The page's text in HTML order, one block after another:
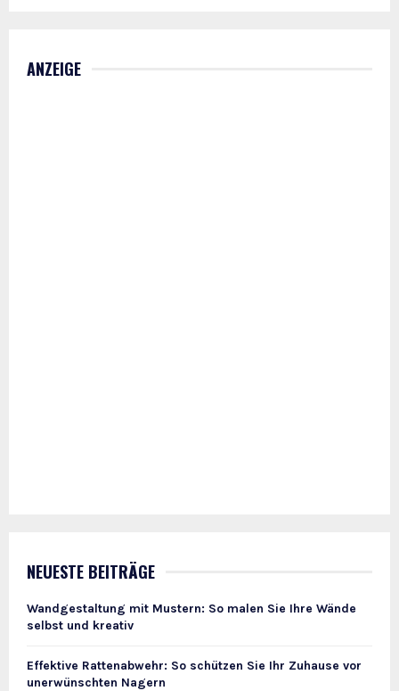
ANZEIGE
NEUESTE BEITRÄGE
Wandgestaltung mit Mustern: So malen Sie Ihre Wände
selbst und kreativ
Effektive Rattenabwehr: So schützen Sie Ihr Zuhause vor
unerwünschten Nagern